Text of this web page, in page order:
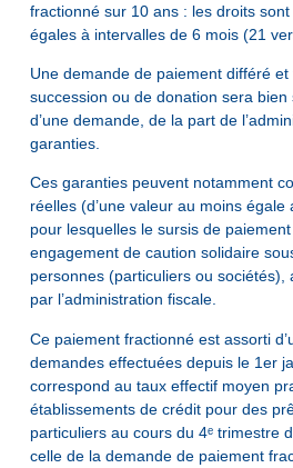
fractionné sur 10 ans : les droits
égales à intervalles de 6 mois (21
Une demande de paiement différé
succession ou de donation sera
d’une demande, de la part de
garanties.
Ces garanties peuvent notamment
réelles (d’une valeur au moins
pour lesquelles le sursis de
engagement de caution solidaire
personnes (particuliers ou sociétés),
par l’administration fiscale.
Ce paiement fractionné est assorti
demandes effectuées depuis le 1er
correspond au taux effectif moyen
établissements de crédit pour des
particuliers au cours du 4ᵉ trimestre
celle de la demande de paiement